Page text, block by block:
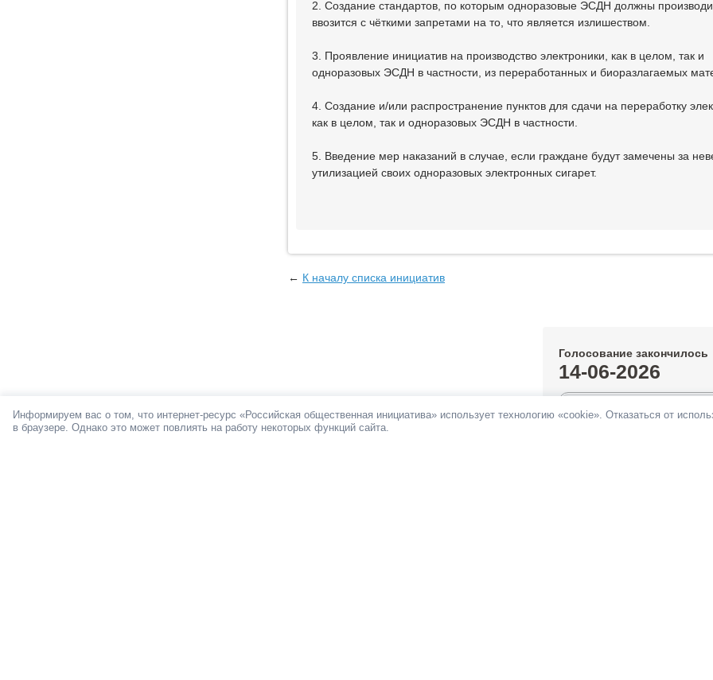
2. Создание стандартов, по которым одноразовые ЭСДН должны
ввозится с чёткими запретами на то, что является излишеством.
3. Проявление инициатив на производство электроники, как в целом, так и
одноразовых ЭСДН в частности, из переработанных и биоразлагаемых
4. Создание и/или распространение пунктов для сдачи на переработку
как в целом, так и одноразовых ЭСДН в частности.
5. Введение мер наказаний в случае, если граждане будут замечены за
утилизацией своих одноразовых электронных сигарет.
← К началу списка инициатив
Голосование закончилось
14-06-2026
Информируем вас о том, что интернет-ресурс «Российская общественная инициатива» использует технологию «cookie». Отказаться от
в браузере. Однако это может повлиять на работу некоторых функций сайта.